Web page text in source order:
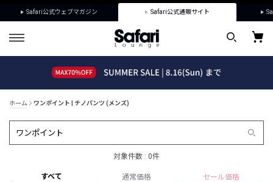
Safari公式ウェブマガジン Safari公式通販サイト
ホーム ワンポイント | チノパンツ (メンズ)
対象件数 : 0件
すべて 通常価格 セール価格